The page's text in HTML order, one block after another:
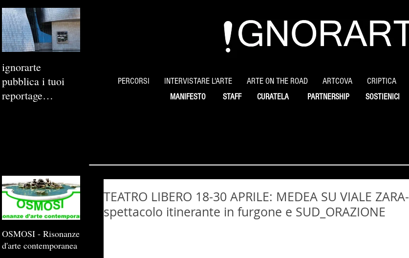
ignorarte
pubblica i tuoi
reportage
PERCORSI INTERVISTARE L'ARTE ARTE ON THE ROAD ARTCOVA CRIPTICA
MANIFESTO STAFF CURATELA PARTNERSHIP SOSTIENICI
TEATRO LIBERO 18-30 APRILE: MEDEA SU VIALE ZARA-
spettacolo itinerante in furgone e SUD_ORAZIONE
OSMOSI - Risonanze
d'arte contemporanea